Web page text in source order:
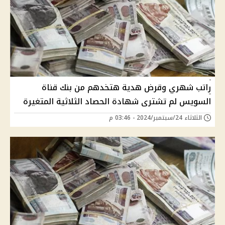
راتب شهري وقرض هدية هتخدهم من بنك قناة
السويس لم تشترى شهادة الحصاد الثلاثية المتغيرة
الثلاثاء 24/سبتمبر/2024 - 03:46 م